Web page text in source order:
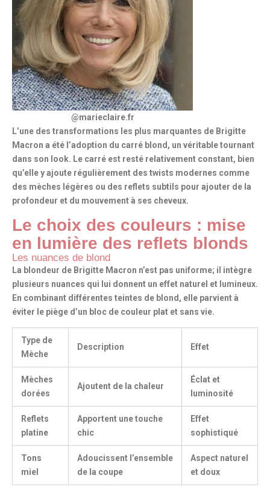
@marieclaire.fr
L’une des transformations les plus marquantes de Brigitte
Macron a été l’adoption du carré blond , un véritable tournant
dans son look. Le carré est resté relativement constant, bien
qu’elle y ajoute régulièrement des twists modernes comme
des mèches légères ou des reflets subtils pour ajouter de la
profondeur et du mouvement à ses cheveux.
Le choix des couleurs : mise
en lumière des reflets blonds
Les nuances de blond
La blondeur de Brigitte Macron n’est pas uniforme; il intègre
plusieurs nuances qui lui donnent un effet naturel et lumineux.
En combinant différentes teintes de blond, elle parvient à
éviter le piège d’un bloc de couleur plat et sans vie.
Type de
Mèche
Description Effet
Mèches
dorées
Ajoutent de la chaleur
Éclat et
luminosité
Reflets
platine
Apportent une touche
chic
Effet
sophistiqué
Tons
miel
Adoucissent l’ensemble
de la coupe
Aspect naturel
et doux